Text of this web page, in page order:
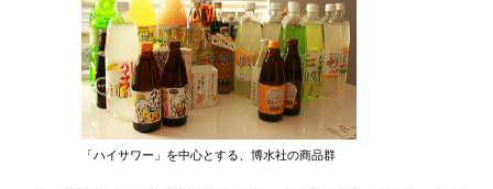
「ハイサワー」を中心とする、博水社の商品群